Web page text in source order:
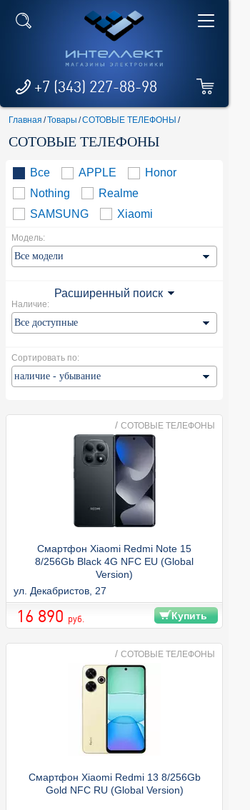
+7 (343) 227-88-98
Главная /Товары /СОТОВЫЕ ТЕЛЕФОНЫ /
СОТОВЫЕ ТЕЛЕФОНЫ
Все APPLE
Honor
Nothing
Realme
SAMSUNG
Xiaomi
Модель:
Расширенный поиск
Наличие:
Сортировать по:
/ СОТОВЫЕ ТЕЛЕФОНЫ
Смартфон Xiaomi Redmi Note 15
8/256Gb Black 4G NFC EU (Global
Version)
ул. Декабристов, 27
16 890 руб. Купить
/ СОТОВЫЕ ТЕЛЕФОНЫ
Смартфон Xiaomi Redmi 13 8/256Gb
Gold NFC RU (Global Version)